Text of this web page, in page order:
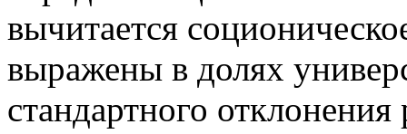
вычитается
выражены в долях
стандартного